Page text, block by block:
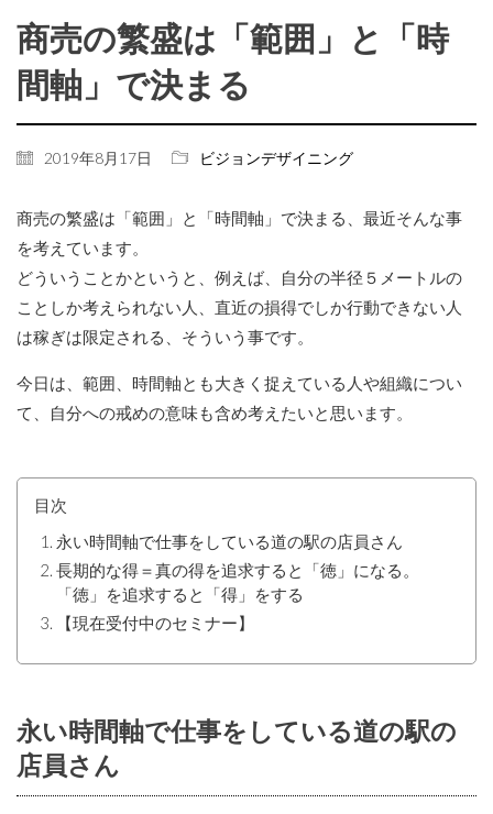
商売の繁盛は「範囲」と「時
間軸」で決まる
2019年8月17日 ビジョンデザイニング
商売の繁盛は「範囲」と「時間軸」で決まる、最近そんな事
を考えています。
どういうことかというと、例えば、自分の半径５メートルの
ことしか考えられない人、直近の損得でしか行動できない人
は稼ぎは限定される、そういう事です。
今日は、範囲、時間軸とも大きく捉えている人や組織につい
て、自分への戒めの意味も含め考えたいと思います。
目次
永い時間軸で仕事をしている道の駅の店員さん
長期的な得＝真の得を追求すると「徳」になる。
「徳」を追求すると「得」をする
【現在受付中のセミナー】
永い時間軸で仕事をしている道の駅の
店員さん